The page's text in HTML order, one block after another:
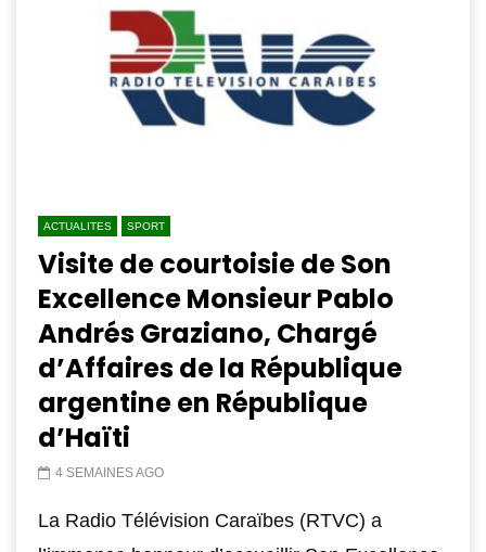
ACTUALITES SPORT
Visite de courtoisie de Son
Excellence Monsieur Pablo
Andrés Graziano, Chargé
d’Affaires de la République
argentine en République
d’Haïti
4 SEMAINES AGO
La Radio Télévision Caraïbes (RTVC) a